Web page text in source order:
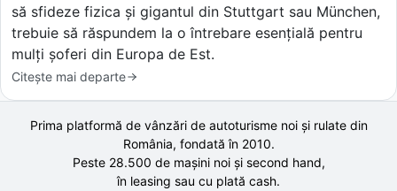
să sfideze fizica și gigantul din Stuttgart sau München,
trebuie să răspundem la o întrebare esențială pentru
mulți șoferi din Europa de Est.
Citește mai departe
Prima platformă de vânzări de autoturisme noi și rulate din
România, fondată în 2010.
Peste 28.500 demașini noi și second hand,
în leasing sau cu plată cash.